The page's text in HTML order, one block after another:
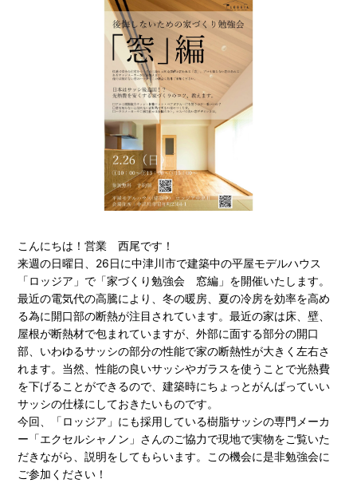
こんにちは！営業 西尾です！
来週の日曜日、26日に中津川市で建築中の平屋モデルハウス
「ロッジア」で「家づくり勉強会 窓編」を開催いたします。
最近の電気代の高騰により、冬の暖房、夏の冷房を効率を高め
る為に開口部の断熱が注目されています。最近の家は床、壁、
屋根が断熱材で包まれていますが、外部に面する部分の開口
部、いわゆるサッシの部分の性能で家の断熱性が大きく左右さ
れます。当然、性能の良いサッシやガラスを使うことで光熱費
を下げることができるので、建築時にちょっとがんばっていい
サッシの仕様にしておきたいものです。
今回、「ロッジア」にも採用している樹脂サッシの専門メーカ
ー「エクセルシャノン」さんのご協力で現地で実物をご覧いた
だきながら、説明をしてもらいます。この機会に是非勉強会に
ご参加ください！